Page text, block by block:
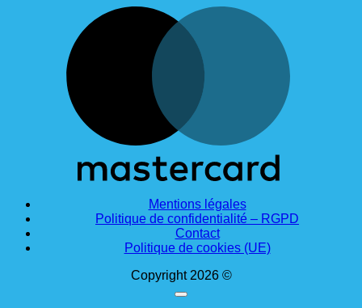
Mentions légales
Politique de confidentialité – RGPD
Contact
Politique de cookies (UE)
Copyright 2026 ©